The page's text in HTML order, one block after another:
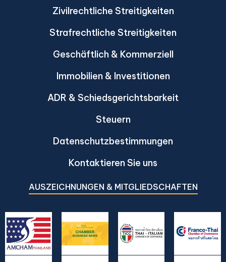
Zivilrechtliche Streitigkeiten
Strafrechtliche Streitigkeiten
Geschäftlich & Kommerziell
Immobilien & Investitionen
ADR & Schiedsgerichtsbarkeit
Steuern
Datenschutzbestimmungen
Kontaktieren Sie uns
AUSZEICHNUNGEN & MITGLIEDSCHAFTEN